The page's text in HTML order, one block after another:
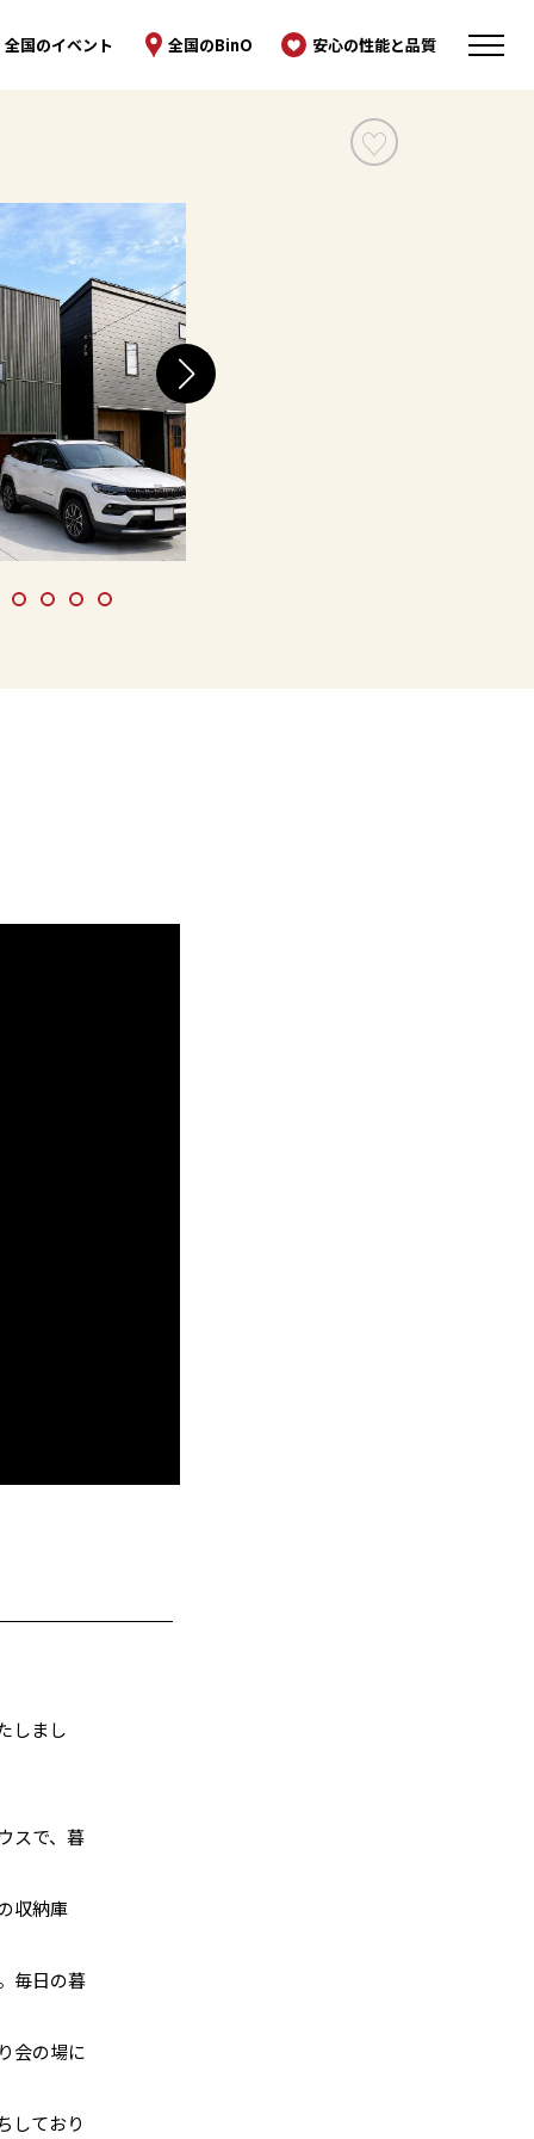
全国のイベント 全国のBinO 安心の性能と品質
しまし
スで、暮
収納庫
毎日の暮
会の場に
しており